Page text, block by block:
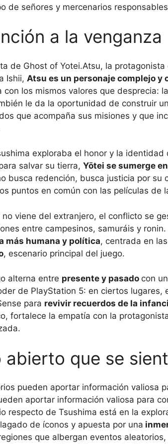
de señores y mercenarios
a la venganza
Atsu, la
Ishii, Atsu es un personaje complejo y
los mismos valores que desprecia:
le da la oportunidad de construir
que acompaña sus misiones y que
exploraba el honor y la
salvar su tierra, Yōtei se sumerge
busca redención, busca justicia por su
puntos en común con las películas de
no viene del extranjero, el conflicto se
entre campesinos, samuráis y
más humana y política, centrada en
, escenario principal del juego.
alterna entre presente y pasado con
de PlayStation 5: en ciertos lugares,
para revivir recuerdos de la
fortalece la empatía con la
abierto que se
aportar información valiosa para
respecto de Tsushima está en la
de íconos y apuesta por una
que albergan eventos